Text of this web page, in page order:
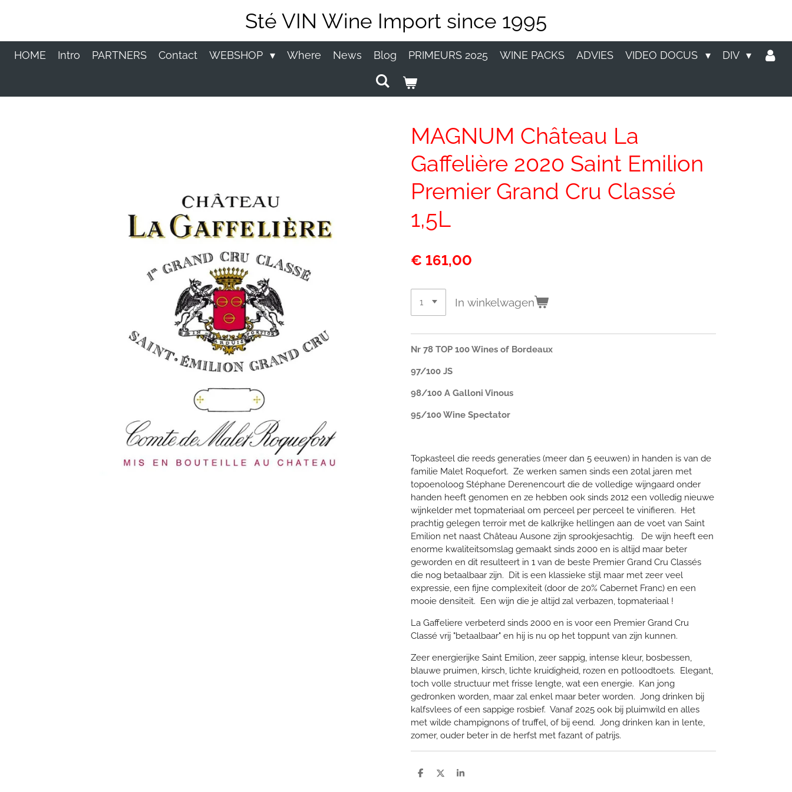
de
Sté VIN Wine Import since 1995
HOME Intro PARTNERS Contact WEBSHOP Where News Blog PRIMEURS 2025 WINE PACKS ADVIES VIDEO DOCUS DIV
MAGNUM Château La
Gaffelière 2020 Saint Emilion
Premier Grand Cru Classé
1,5L
€ 161,00
In winkelwagen
Nr 78 TOP 100 Wines of Bordeaux
97/100 JS
98/100 A Galloni Vinous
95/100 Wine Spectator
Topkasteel die reeds generaties (meer dan 5 eeuwen) in handen is van de
familie Malet Roquefort. Ze werken samen sinds een 20tal jaren met
topoenoloog Stéphane Derenencourt die de volledige wijngaard onder
handen heeft genomen en ze hebben ook sinds 2012 een volledig nieuwe
wijnkelder met topmateriaal om perceel per perceel te vinifieren. Het
prachtig gelegen terroir met de kalkrijke hellingen aan de voet van Saint
Emilion net naast Château Ausone zijn sprookjesachtig. De wijn heeft een
enorme kwaliteitsomslag gemaakt sinds 2000 en is altijd maar beter
geworden en dit resulteert in 1 van de beste Premier Grand Cru Classés
die nog betaalbaar zijn. Dit is een klassieke stijl maar met zeer veel
expressie, een fijne complexiteit (door de 20% Cabernet Franc) en een
mooie densiteit. Een wijn die je altijd zal verbazen, topmateriaal !
La Gaffeliere verbeterd sinds 2000 en is voor een Premier Grand Cru
Classé vrij "betaalbaar" en hij is nu op het toppunt van zijn kunnen.
Zeer energierijke Saint Emilion, zeer sappig, intense kleur, bosbessen,
blauwe pruimen, kirsch, lichte kruidigheid, rozen en potloodtoets. Elegant,
toch volle structuur met frisse lengte, wat een energie. Kan jong
gedronken worden, maar zal enkel maar beter worden. Jong drinken bij
kalfsvlees of een sappige rosbief. Vanaf 2025 ook bij pluimwild en alles
met wilde champignons of truffel, of bij eend. Jong drinken kan in lente,
zomer, ouder beter in de herfst met fazant of patrijs.
D
D
S